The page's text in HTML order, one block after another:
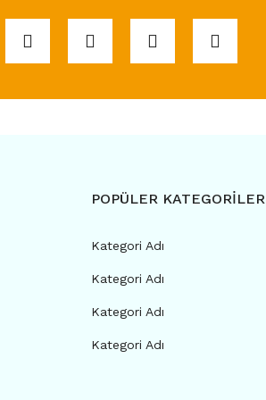
POPÜLER KATEGORİLER
Kategori Adı
Kategori Adı
Kategori Adı
Kategori Adı